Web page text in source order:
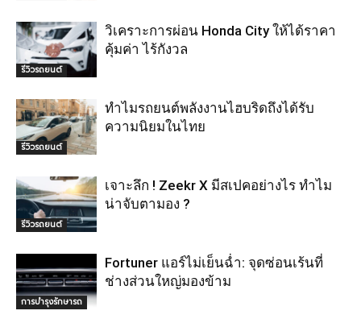
รีวิวรถยนต์
วิเคราะการผ่อน Honda City ให้ได้ราคา
คุ้มค่า ไร้กังวล
รีวิวรถยนต์
ทำไมรถยนต์พลังงานไฮบริดถึงได้รับ
ความนิยมในไทย
รีวิวรถยนต์
เจาะลึก ! Zeekr X มีสเปคอย่างไร ทำไม
น่าจับตามอง ?
การบำรุงรักษารถ
Fortuner แอร์ไม่เย็นฉ่ำ: จุดซ่อนเร้นที่
ช่างส่วนใหญ่มองข้าม